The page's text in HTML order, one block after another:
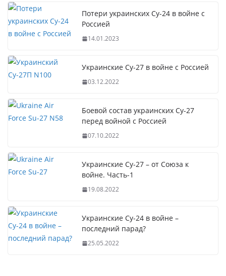
Потери украинских Су-24 в войне с
Россией
14.01.2023
Украинские Су-27 в войне с Россией
03.12.2022
Боевой состав украинских Су-27
перед войной с Россией
07.10.2022
Украинские Су-27 – от Союза к
войне. Часть-1
19.08.2022
Украинские Су-24 в войне –
последний парад?
25.05.2022